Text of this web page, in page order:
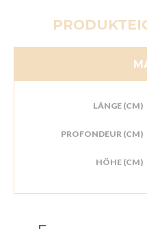
LÄNGE (CM)
PROFONDEUR (CM)
HÖHE (CM)